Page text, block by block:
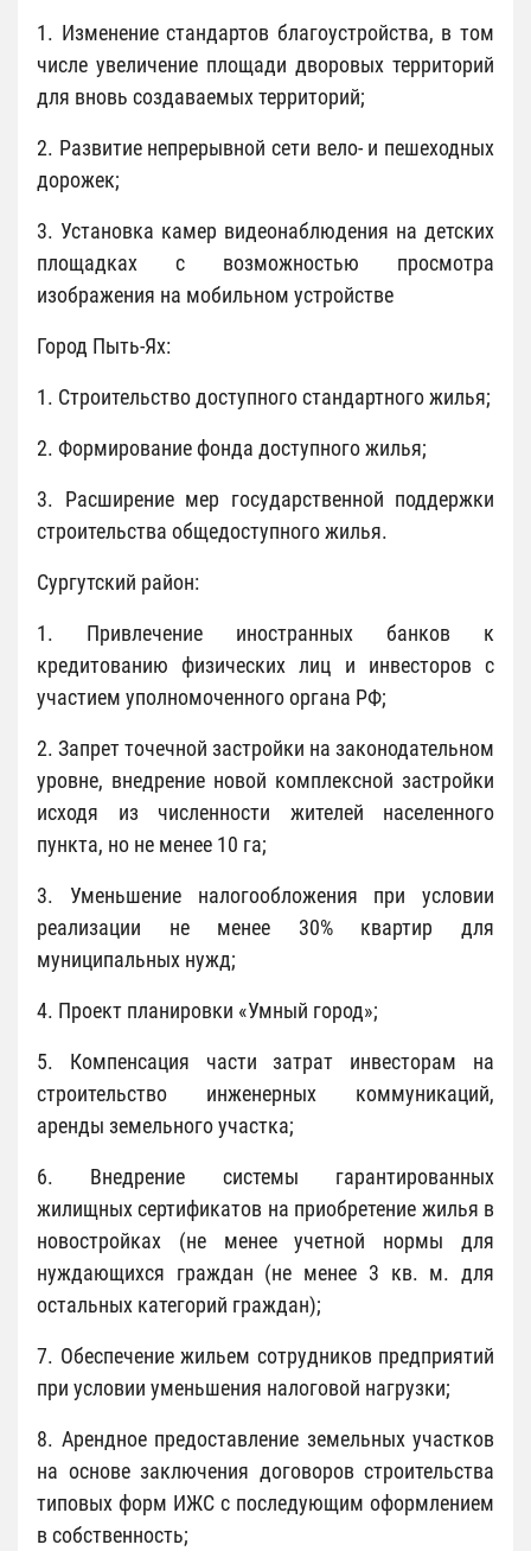
1. Изменение стандартов благоустройства, в том
числе увеличение площади дворовых территорий
для вновь создаваемых территорий;
2. Развитие непрерывной сети вело- и пешеходных
дорожек;
3. Установка камер видеонаблюдения на детских
площадках с возможностью просмотра
изображения на мобильном устройстве
Город Пыть-Ях:
1. Строительство доступного стандартного жилья;
2. Формирование фонда доступного жилья;
3. Расширение мер государственной поддержки
строительства общедоступного жилья.
Сургутский район:
1. Привлечение иностранных банков к
кредитованию физических лиц и инвесторов с
участием уполномоченного органа РФ;
2. Запрет точечной застройки на законодательном
уровне, внедрение новой комплексной застройки
исходя из численности жителей населенного
пункта, но не менее 10 га;
3. Уменьшение налогообложения при условии
реализации не менее 30% квартир для
муниципальных нужд;
4. Проект планировки «Умный город»;
5. Компенсация части затрат инвесторам на
строительство инженерных коммуникаций,
аренды земельного участка;
6. Внедрение системы гарантированных
жилищных сертификатов на приобретение жилья в
новостройках (не менее учетной нормы для
нуждающихся граждан (не менее 3 кв. м. для
остальных категорий граждан);
7. Обеспечение жильем сотрудников предприятий
при условии уменьшения налоговой нагрузки;
8. Арендное предоставление земельных участков
на основе заключения договоров строительства
типовых форм ИЖС с последующим оформлением
в собственность;